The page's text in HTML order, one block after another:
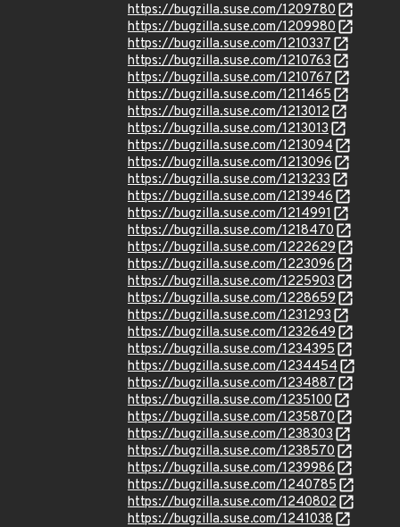
https://bugzilla.suse.com/1209780
https://bugzilla.suse.com/1209980
https://bugzilla.suse.com/1210337
https://bugzilla.suse.com/1210763
https://bugzilla.suse.com/1210767
https://bugzilla.suse.com/1211465
https://bugzilla.suse.com/1213012
https://bugzilla.suse.com/1213013
https://bugzilla.suse.com/1213094
https://bugzilla.suse.com/1213096
https://bugzilla.suse.com/1213233
https://bugzilla.suse.com/1213946
https://bugzilla.suse.com/1214991
https://bugzilla.suse.com/1218470
https://bugzilla.suse.com/1222629
https://bugzilla.suse.com/1223096
https://bugzilla.suse.com/1225903
https://bugzilla.suse.com/1228659
https://bugzilla.suse.com/1231293
https://bugzilla.suse.com/1232649
https://bugzilla.suse.com/1234395
https://bugzilla.suse.com/1234454
https://bugzilla.suse.com/1234887
https://bugzilla.suse.com/1235100
https://bugzilla.suse.com/1235870
https://bugzilla.suse.com/1238303
https://bugzilla.suse.com/1238570
https://bugzilla.suse.com/1239986
https://bugzilla.suse.com/1240785
https://bugzilla.suse.com/1240802
https://bugzilla.suse.com/1241038